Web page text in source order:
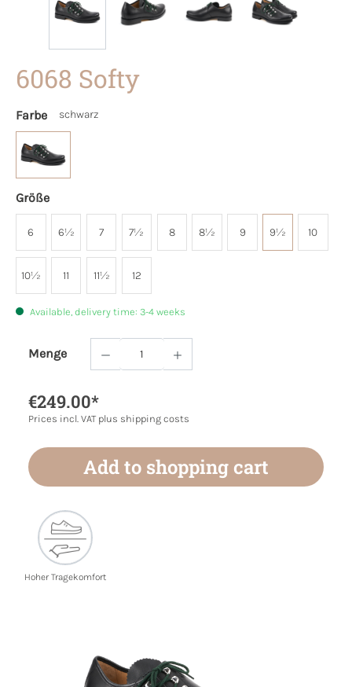
6068 Softy
Farbe schwarz
Größe
6 6½ 7 7½ 8 8½ 9 9½ 10
10½ 11 11½ 12
Available, delivery time: 3-4 weeks
Menge
Product Quantity: Enter the desired
€249.00*
Prices incl. VAT plus shipping costs
Add to shopping cart
Hoher Tragekomfort